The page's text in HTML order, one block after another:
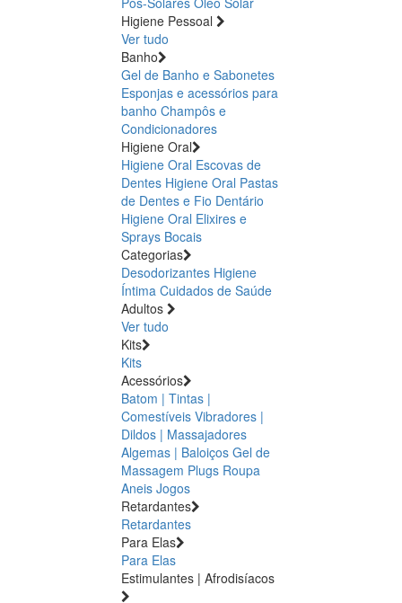
Higiene Pessoal
Ver tudo
Banho
Gel de Banho e Sabonetes
Esponjas e acessórios para
banho Champôs e
Condicionadores
Higiene Oral
Higiene Oral Escovas de
Dentes Higiene Oral Pastas
de Dentes e Fio Dentário
Higiene Oral Elixires e
Sprays Bocais
Categorias
Desodorizantes Higiene
Íntima Cuidados de Saúde
Adultos
Ver tudo
Kits
Kits
Acessórios
Batom | Tintas |
Comestíveis Vibradores |
Dildos | Massajadores
Algemas | Baloiços Gel de
Massagem Plugs Roupa
Aneis Jogos
Retardantes
Retardantes
Para Elas
Para Elas
Estimulantes | Afrodisíacos